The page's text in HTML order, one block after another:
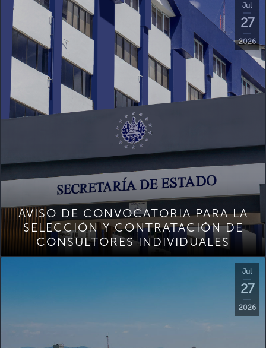
Jul
27
2026
AVISO DE CONVOCATORIA PARA LA
SELECCIÓN Y CONTRATACIÓN DE
CONSULTORES INDIVIDUALES
Jul
27
2026